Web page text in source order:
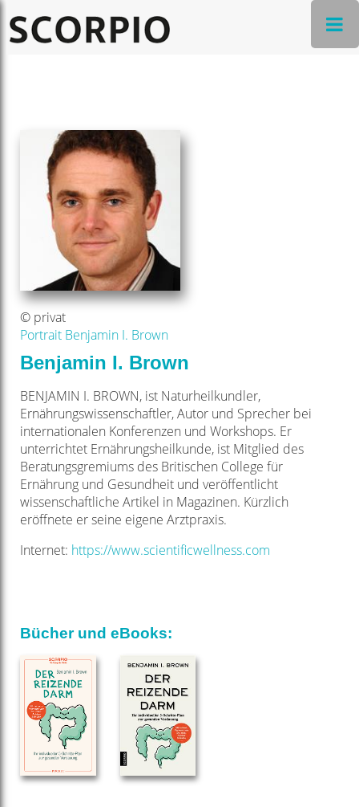
© privat
Portrait Benjamin I. Brown
Benjamin I. Brown
BENJAMIN I. BROWN, ist Naturheilkundler,
Ernährungswissenschaftler, Autor und Sprecher bei
internationalen Konferenzen und Workshops. Er
unterrichtet Ernährungsheilkunde, ist Mitglied des
Beratungsgremiums des Britischen College für
Ernährung und Gesundheit und veröffentlicht
wissenschaftliche Artikel in Magazinen. Kürzlich
eröffnete er seine eigene Arztpraxis.
Internet: https://www.scientificwellness.com
Bücher und eBooks: